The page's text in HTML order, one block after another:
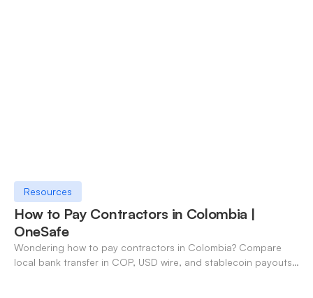
Resources
How to Pay Contractors in Colombia |
OneSafe
Wondering how to pay contractors in Colombia? Compare
local bank transfer in COP, USD wire, and stablecoin payouts.